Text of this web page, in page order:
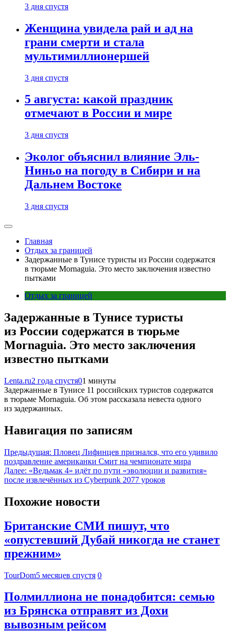
3 дня спустя
Женщина увидела рай и ад на
грани смерти и стала
мультимиллионершей
3 дня спустя
5 августа: какой праздник
отмечают в России и мире
3 дня спустя
Эколог объяснил влияние Эль-
Ниньо на погоду в Сибири и на
Дальнем Востоке
3 дня спустя
Главная
Отдых за границей
Задержанные в Тунисе туристы из России содержатся
в тюрьме Mornaguia. Это место заключения известно
пытками
Отдых за границей
Задержанные в Тунисе туристы
из России содержатся в тюрьме
Mornaguia. Это место заключения
известно пытками
Lenta.ru2 года спустя01 минуты
Задержанные в Тунисе 11 российских туристов содержатся
в тюрьме Mornaguia. Об этом рассказала невеста одного
из задержанных.
Навигация по записям
Предыдущая: Пловец Лифинцев признался, что его удивило
поздравление американки Смит на чемпионате мира
Далее: «Ведьмак 4» идёт по пути «эволюции и развития»
после извлечённых из Cyberpunk 2077 уроков
Похожие новости
Британские СМИ пишут, что
«опустевший Дубай никогда не станет
прежним»
TourDom5 месяцев спустя 0
Полмиллиона не понадобится: семью
из Брянска отправят из Дохи
вывозным рейсом